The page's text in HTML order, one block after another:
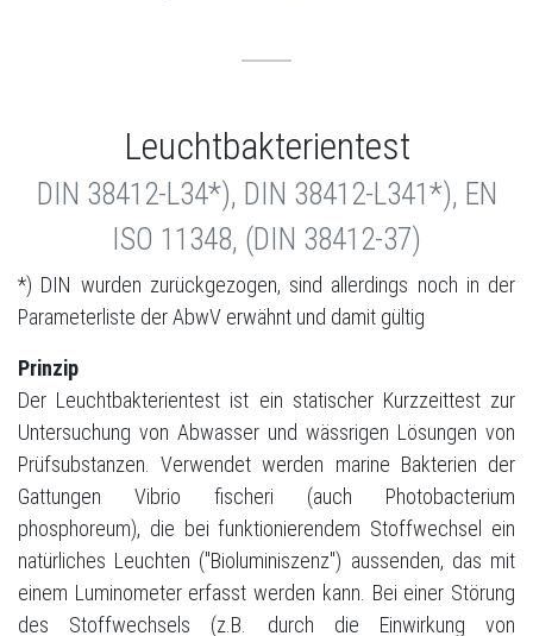
Leuchtbakterientest
DIN 38412-L34*), DIN 38412-L341*), EN
ISO 11348, (DIN 38412-37)
*) DIN wurden zurückgezogen, sind allerdings noch in der
Parameterliste der AbwV erwähnt und damit gültig
Prinzip
Der Leuchtbakterientest ist ein statischer Kurzzeittest zur
Untersuchung von Abwasser und wässrigen Lösungen von
Prüfsubstanzen. Verwendet werden marine Bakterien der
Gattungen Vibrio fischeri (auch Photobacterium
phosphoreum), die bei funktionierendem Stoffwechsel ein
natürliches Leuchten ("Bioluminiszenz") aussenden, das mit
einem Luminometer erfasst werden kann. Bei einer Störung
des Stoffwechsels (z.B. durch die Einwirkung von